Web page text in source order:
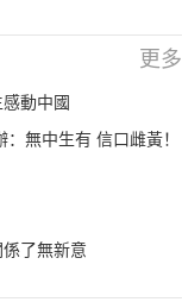
更多
動中國
無中生有 信口雌黃！
了無新意